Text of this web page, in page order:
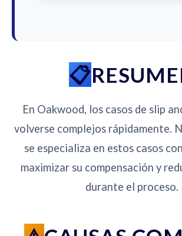
En Oakwood, los casos de slip
volverse complejos rápidamente.
se especializa en estos casos
maximizar su compensación y
durante el proceso.